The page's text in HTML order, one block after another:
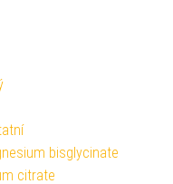
bisglycinate
citrate